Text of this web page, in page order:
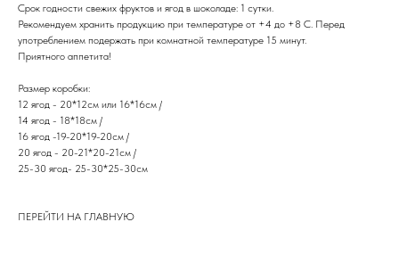
Срок годности свежих фруктов и ягод в шоколаде: 1 сутки.
Рекомендуем хранить продукцию при температуре от +4 до +8 С. Перед
употреблением подержать при комнатной температуре 15 минут.
​Приятного аппетита!
Размер коробки:
12 ягод - 20*12см или 16*16см /
14 ягод - 18*18см /
16 ягод -19-20*19-20см /
20 ягод - 20-21*20-21см /
25-30 ягод- 25-30*25-30см
ПЕРЕЙТИ НА ГЛАВНУЮ